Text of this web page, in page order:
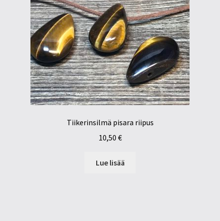
Tiikerinsilmä pisara riipus
10,50 €
Lue lisää